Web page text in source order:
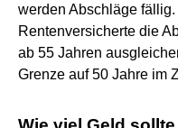
werden Abschläge
Rentenversicherte die
ab 55 Jahren
Grenze auf 50 Jahre im